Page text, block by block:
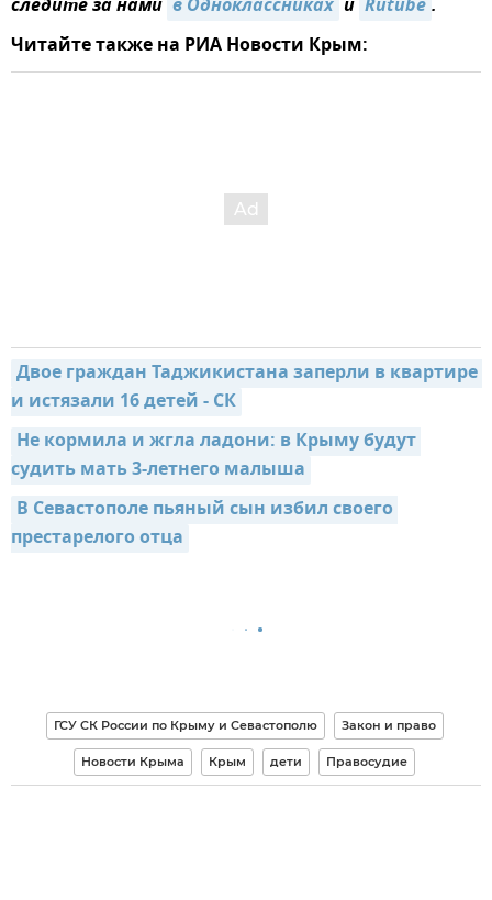
следите за нами в Одноклассниках и Rutube.
Читайте также на РИА Новости Крым:
Двое граждан Таджикистана заперли в квартире
и истязали 16 детей - СК
Не кормила и жгла ладони: в Крыму будут
судить мать 3-летнего малыша
В Севастополе пьяный сын избил своего
престарелого отца
ГСУ СК России по Крыму и Севастополю Закон и право
Новости Крыма Крым дети Правосудие